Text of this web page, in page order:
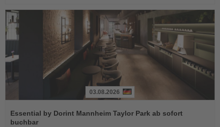
Sie
die
03.08.2026
Essential by Dorint Mannheim Taylor Park ab sofort
buchbar